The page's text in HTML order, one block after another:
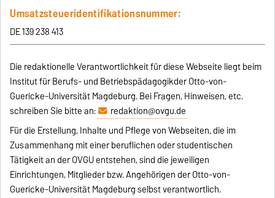
Umsatzsteueridentifikationsnummer:
DE 139 238 413
Die redaktionelle Verantwortlichkeit für diese Webseite liegt beim
Institut für Berufs- und Betriebspädagogikder Otto-von-
Guericke-Universität Magdeburg. Bei Fragen, Hinweisen, etc.
schreiben Sie bitte an:
redaktion@ovgu.de
Für die Erstellung, Inhalte und Pflege von Webseiten, die im
Zusammenhang mit einer beruflichen oder studentischen
Tätigkeit an der OVGU entstehen, sind die jeweiligen
Einrichtungen, Mitglieder bzw. Angehörigen der Otto-von-
Guericke-Universität Magdeburg selbst verantwortlich.